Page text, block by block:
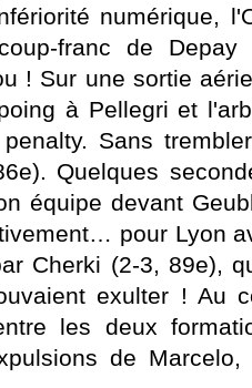
numérique,
franc de
! Sur une sortie
à Pellegri et
Sans
Quelques
équipe devant
pour Lyon
Cherki (2-3, 89e),
exulter ! Au
les deux
de